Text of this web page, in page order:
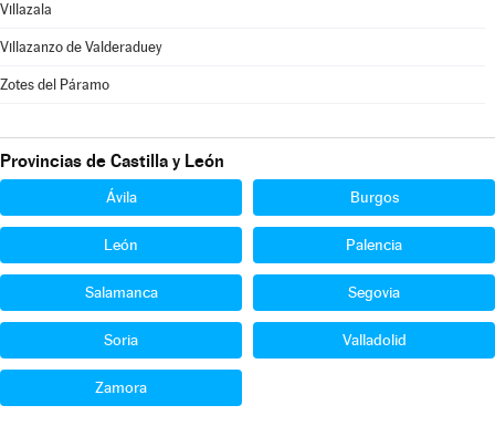
Villazala
Villazanzo de Valderaduey
Zotes del Páramo
Provincias de Castilla y León
Ávila Burgos
León Palencia
Salamanca Segovia
Soria Valladolid
Zamora